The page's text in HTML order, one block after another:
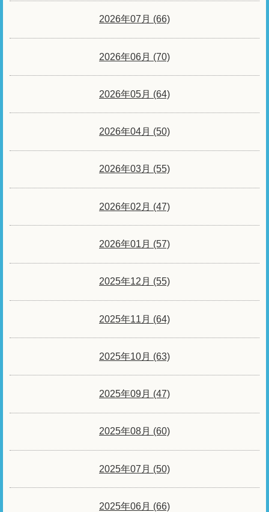
2026年07月 (66)
2026年06月 (70)
2026年05月 (64)
2026年04月 (50)
2026年03月 (55)
2026年02月 (47)
2026年01月 (57)
2025年12月 (55)
2025年11月 (64)
2025年10月 (63)
2025年09月 (47)
2025年08月 (60)
2025年07月 (50)
2025年06月 (66)